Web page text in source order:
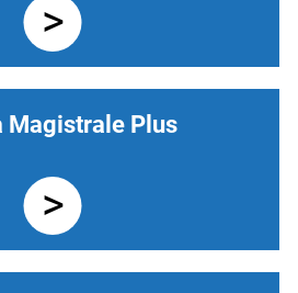
Magistrale Plus